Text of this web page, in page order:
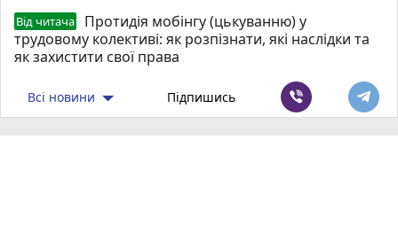
Від читача
Протидія мобінгу (цькуванню) у
трудовому колективі: як розпізнати, які наслідки та
як захистити свої права
Всі новини Підпишись